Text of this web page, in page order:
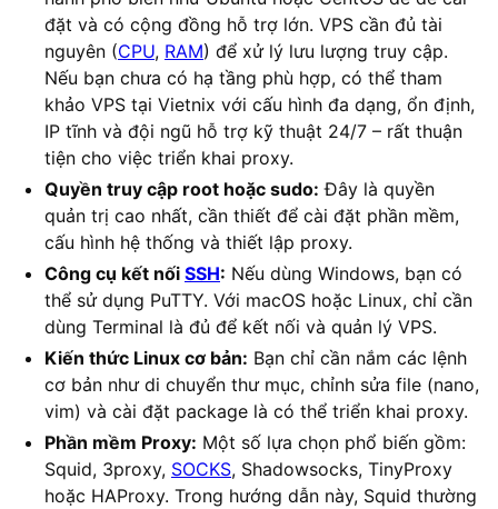
đặt và có cộng đồng hỗ trợ lớn. VPS cần đủ tài
nguyên (CPU, RAM) để xử lý lưu lượng truy cập.
Nếu bạn chưa có hạ tầng phù hợp, có thể tham
khảo VPS tại Vietnix với cấu hình đa dạng, ổn định,
IP tĩnh và đội ngũ hỗ trợ kỹ thuật 24/7 – rất thuận
tiện cho việc triển khai proxy.
Quyền truy cập root hoặc sudo: Đây là quyền
quản trị cao nhất, cần thiết để cài đặt phần mềm,
cấu hình hệ thống và thiết lập proxy.
Công cụ kết nối SSH: Nếu dùng Windows, bạn có
thể sử dụng PuTTY. Với macOS hoặc Linux, chỉ cần
dùng Terminal là đủ để kết nối và quản lý VPS.
Kiến thức Linux cơ bản: Bạn chỉ cần nắm các lệnh
cơ bản như di chuyển thư mục, chỉnh sửa file (nano,
vim) và cài đặt package là có thể triển khai proxy.
Phần mềm Proxy: Một số lựa chọn phổ biến gồm:
Squid, 3proxy, SOCKS, Shadowsocks, TinyProxy
hoặc HAProxy. Trong hướng dẫn này, Squid thường